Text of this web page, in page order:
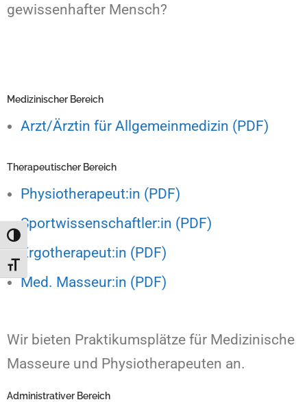
Toggle High Contrast
Toggle Font size
gewissenhafter Mensch?
Medizinischer Bereich
Arzt/Ärztin für Allgemeinmedizin (PDF)
Therapeutischer Bereich
Physiotherapeut:in (PDF)
Sportwissenschaftler:in (PDF)
Ergotherapeut:in (PDF)
Med. Masseur:in (PDF)
Wir bieten Praktikumsplätze für Medizinische
Masseure und Physiotherapeuten an.
Administrativer Bereich